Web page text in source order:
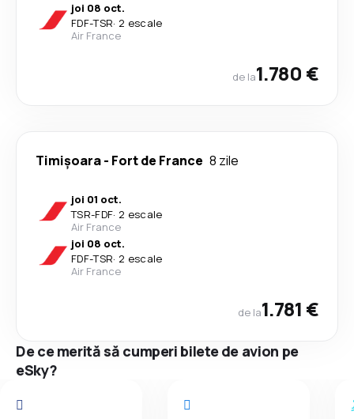
joi 08 oct.
FDF-TSR· 2 escale
Air France
de la1.780 €
Timișoara- Fort de France 8 zile
joi 01 oct.
TSR-FDF· 2 escale
Air France
joi 08 oct.
FDF-TSR· 2 escale
Air France
de la1.781 €
De ce merită să cumperi bilete de avion pe
eSky?